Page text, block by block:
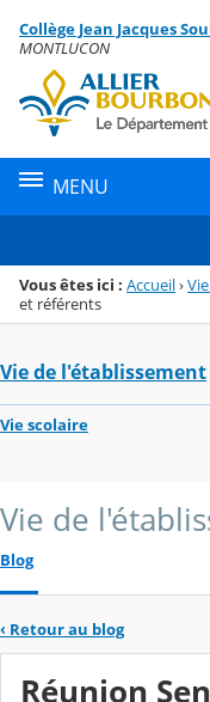
Menu de la rubrique
Contenu
Collège Jean Jacques
MONTLUCON
MENU
Vous êtes ici : Accueil›
et référents
Vie de l'établissement
Vie scolaire
Vie de
Blog
‹ Retour au blog
Réunion